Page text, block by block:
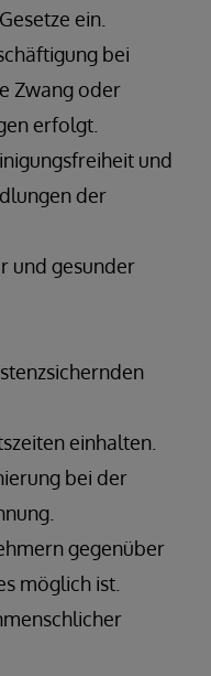
ein.
bei
Zwang oder
erfolgt.
und
der
und gesunder
einhalten.
bei der
gegenüber
möglich ist.